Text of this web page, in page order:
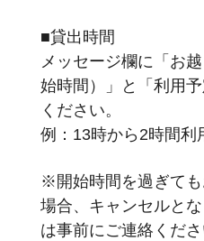
■貸出時間
メッセージ欄に「お
始時間）」と「利用
ください。
例：13時から2時間利
※開始時間を過ぎて
場合、キャンセルと
は事前にご連絡くださ